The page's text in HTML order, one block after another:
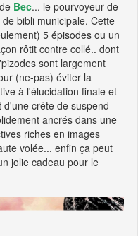
Bec... le pourvoyeur de
bibli municipale. Cette
5 épisodes ou un
rôtit contre collé.. dont
sont largement
(ne-pas) éviter la
à l'élucidation finale et
d'une crête de suspend
ancrés dans une
riches en images
volée... enfin ça peut
jolie cadeau pour le